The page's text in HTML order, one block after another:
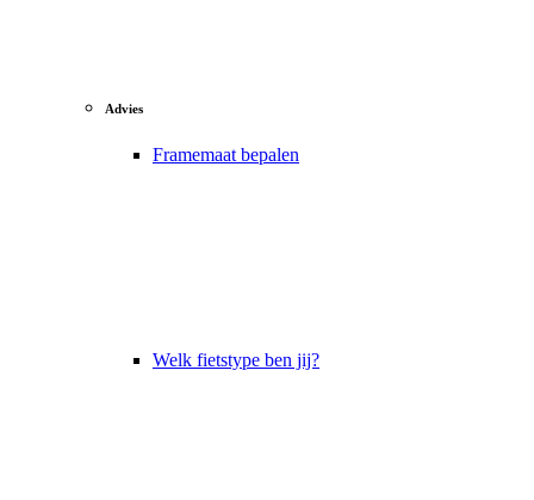
Advies
Framemaat bepalen
Welk fietstype ben jij?